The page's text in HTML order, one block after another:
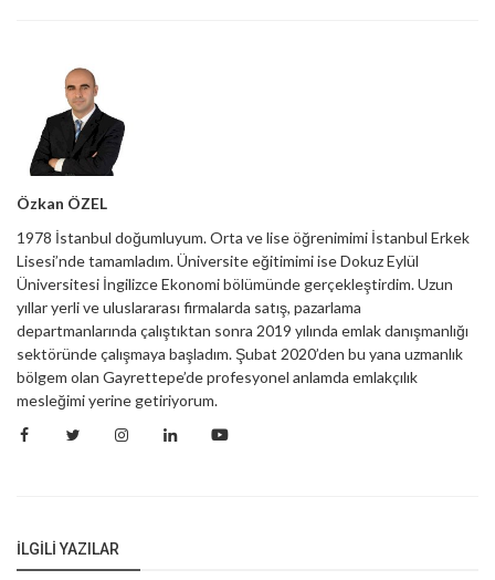
Özkan ÖZEL
1978 İstanbul doğumluyum. Orta ve lise öğrenimimi İstanbul Erkek
Lisesi’nde tamamladım. Üniversite eğitimimi ise Dokuz Eylül
Üniversitesi İngilizce Ekonomi bölümünde gerçekleştirdim. Uzun
yıllar yerli ve uluslararası firmalarda satış, pazarlama
departmanlarında çalıştıktan sonra 2019 yılında emlak danışmanlığı
sektöründe çalışmaya başladım. Şubat 2020’den bu yana uzmanlık
bölgem olan Gayrettepe’de profesyonel anlamda emlakçılık
mesleğimi yerine getiriyorum.
İLGILI YAZILAR